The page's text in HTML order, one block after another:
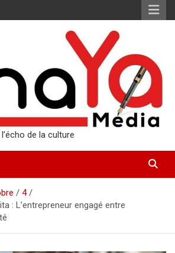
de la culture
4
: L’entrepreneur engagé entre